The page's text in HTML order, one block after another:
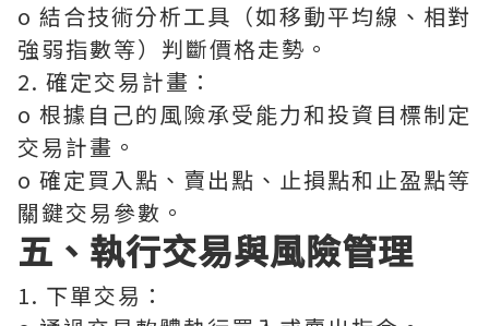
o 結合技術分析工具（如移動平均線、相對
強弱指數等）判斷價格走勢。
2. 確定交易計畫：
o 根據自己的風險承受能力和投資目標制定
交易計畫。
o 確定買入點、賣出點、止損點和止盈點等
關鍵交易參數。
五、執行交易與風險管理
1. 下單交易：